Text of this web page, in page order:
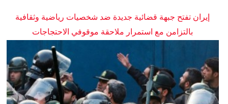
إيران تفتح جبهة قضائية جديدة ضد شخصيات رياضية وثقافية
بالتزامن مع استمرار ملاحقة موقوفي الاحتجاجات